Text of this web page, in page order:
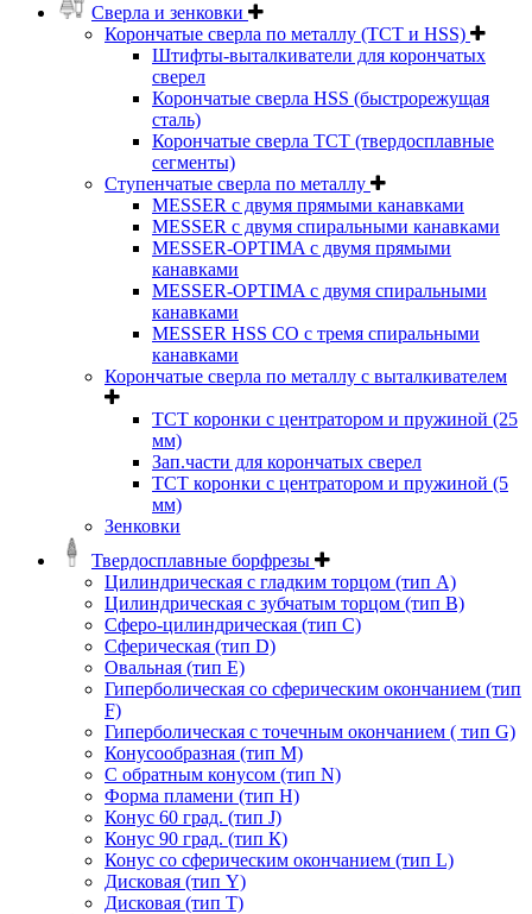
Сверла и зенковки
Корончатые сверла по металлу (TCT и HSS)
Штифты-выталкиватели для корончатых
сверел
Корончатые сверла HSS (быстрорежущая
сталь)
Корончатые сверла TCT (твердосплавные
сегменты)
Ступенчатые сверла по металлу
MESSER с двумя прямыми канавками
MESSER с двумя спиральными канавками
MESSER-OPTIMA с двумя прямыми
канавками
MESSER-OPTIMA с двумя спиральными
канавками
MESSER HSS CО с тремя спиральными
канавками
Корончатые сверла по металлу c выталкивателем
ТСТ коронки с центратором и пружиной (25
мм)
Зап.части для корончатых сверел
ТСТ коронки с центратором и пружиной (5
мм)
Зенковки
Твердосплавные борфрезы
Цилиндрическая с гладким торцом (тип А)
Цилиндрическая с зубчатым торцом (тип В)
Сферо-цилиндрическая (тип С)
Сферическая (тип D)
Овальная (тип Е)
Гиперболическая со сферическим окончанием (тип
F)
Гиперболическая с точечным окончанием ( тип G)
Конусообразная (тип М)
C обратным конусом (тип N)
Форма пламени (тип H)
Конус 60 град. (тип J)
Конус 90 град. (тип К)
Конус со сферическим окончанием (тип L)
Дисковая (тип Y)
Дисковая (тип Т)